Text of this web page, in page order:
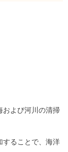
および河川の清掃
することで、海洋